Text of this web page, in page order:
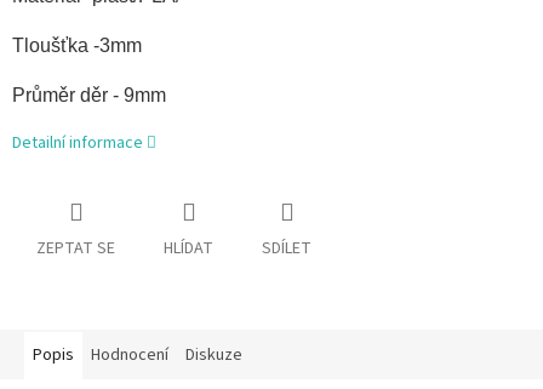
Tloušťka -3mm
Průměr děr - 9mm
Detailní informace
ZEPTAT SE HLÍDAT SDÍLET
Popis Hodnocení Diskuze